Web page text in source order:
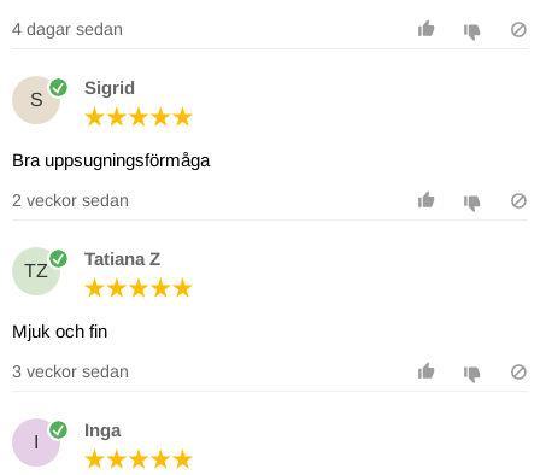
4 dagar sedan
S
Sigrid
Bra uppsugningsförmåga
2 veckor sedan
TZ
Tatiana Z
Mjuk och fin
3 veckor sedan
I
Inga